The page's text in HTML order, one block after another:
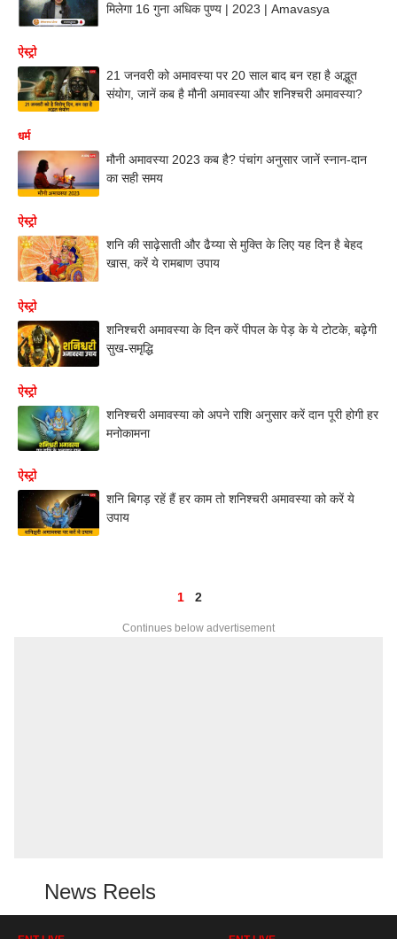
मिलेगा 16 गुना अधिक पुण्य | 2023 | Amavasya
ऐस्ट्रो
21 जनवरी को अमावस्या पर 20 साल बाद बन रहा है अद्भूत
संयोग, जानें कब है मौनी अमावस्या और शनिश्चरी अमावस्या?
धर्म
मौनी अमावस्या 2023 कब है? पंचांग अनुसार जानें स्नान-दान
का सही समय
ऐस्ट्रो
शनि की साढ़ेसाती और ढैय्या से मुक्ति के लिए यह दिन है बेहद
खास, करें ये रामबाण उपाय
ऐस्ट्रो
शनिश्चरी अमावस्या के दिन करें पीपल के पेड़ के ये टोटके, बढ़ेगी
सुख-समृद्धि
ऐस्ट्रो
शनिश्चरी अमावस्या को अपने राशि अनुसार करें दान पूरी होगी हर
मनोकामना
ऐस्ट्रो
शनि बिगड़ रहें हैं हर काम तो शनिश्चरी अमावस्या को करें ये
उपाय
1 2
Continues below advertisement
News Reels